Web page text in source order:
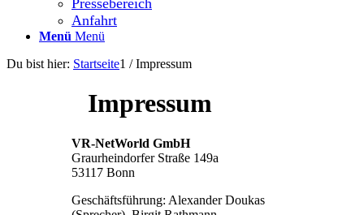
Anfahrt
Menü Menü
Du bist hier: Startseite1 / Impressum
Impressum
VR-NetWorld GmbH
Graurheindorfer Straße 149a
53117 Bonn
Geschäftsführung: Alexander Doukas